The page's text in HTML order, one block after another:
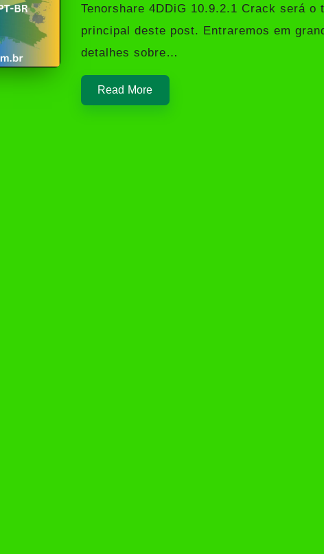
Tenorshare 4DDiG 10.9.2.1 Crack será o
principal deste post. Entraremos em
detalhes sobre…
Read More